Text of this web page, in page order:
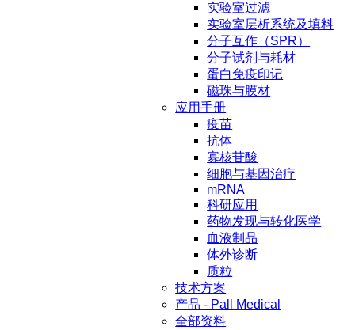
实验室过滤
实验室层析系统及填料
分子互作（SPR）
分子试剂与耗材
蛋白免疫印记
磁珠与膜材
应用手册
疫苗
抗体
寡核苷酸
细胞与基因治疗
mRNA
科研应用
药物发现与转化医学
血液制品
体外诊断
质粒
技术方案
产品 - Pall Medical
全部资料